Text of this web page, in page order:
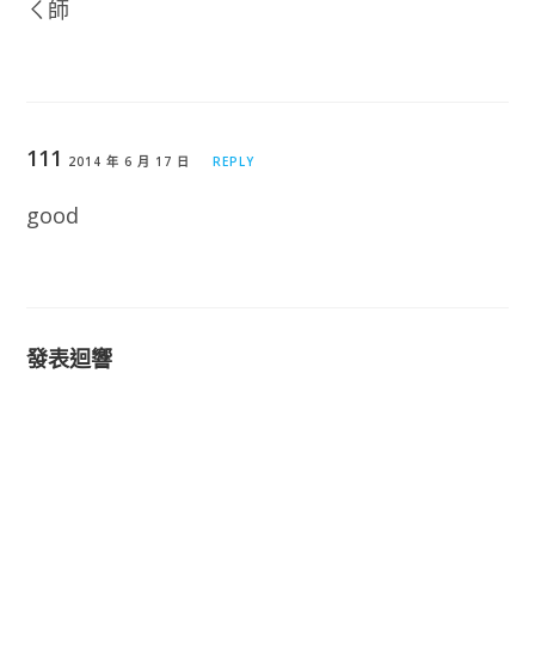
ㄑ師
111 2014 年 6 月 17 日 REPLY
good
發表迴響